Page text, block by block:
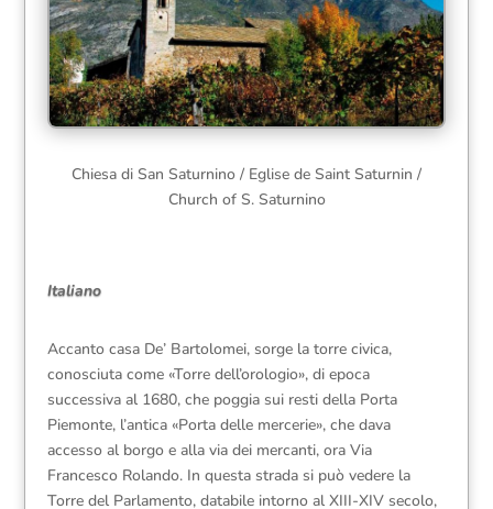
Chiesa di San Saturnino / Eglise de Saint Saturnin /
Church of S. Saturnino
Italiano
Accanto casa De’ Bartolomei, sorge la torre civica,
conosciuta come «Torre dell’orologio», di epoca
successiva al 1680, che poggia sui resti della Porta
Piemonte, l’antica «Porta delle mercerie», che dava
accesso al borgo e alla via dei mercanti, ora Via
Francesco Rolando. In questa strada si può vedere la
Torre del Parlamento, databile intorno al XIII-XIV secolo,